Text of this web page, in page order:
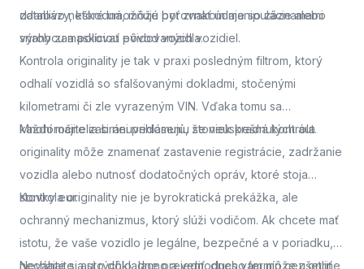
zdanlivo neškodná, môže byť znakom manipulácie alebo
snahy zamaskovať pôvod vozidla.
databázy, ktoré umožňujú porovnať údaje so záznamami
výrobcu a políciou evidovaných vozidiel.
Kontrola originality je tak v praxi posledným filtrom, ktorý
odhalí vozidlá so sfalšovanými dokladmi, stočenými
kilometrami či zle vyrazeným VIN. Vďaka tomu sa
každoročne zabráni prihláseniu stoviek kradnutých áut.
Mnohí majitelia si neuvedomujú, že neúspešná kontrola
originality môže znamenať zastavenie registrácie, zadržanie
vozidla alebo nutnosť dodatočných opráv, ktoré stoja
stovky eur.
Kontrola originality nie je byrokratická prekážka, ale
ochranný mechanizmus, ktorý slúži vodičom. Ak chcete mať
istotu, že vaše vozidlo je legálne, bezpečné a v poriadku,
nechajte si auto dôkladne preveriť.dnes vám môže ušetriť
Neváhajte asi rýchlo, lacno a jednoducho termín cez online